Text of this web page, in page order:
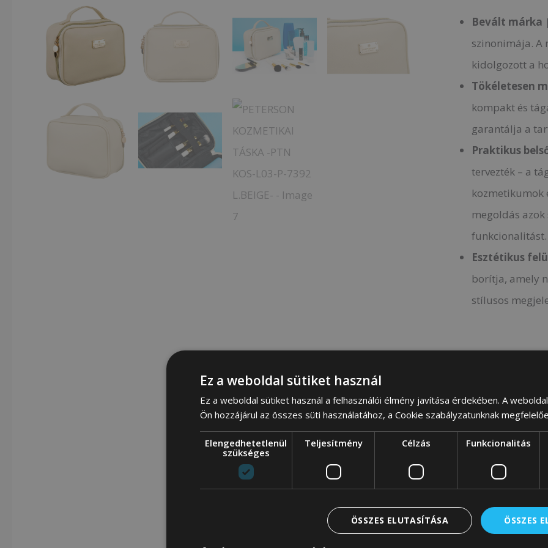
Bevált márka
szinonimája. A
kidolgozott a
Tökéletesen
kompakt és
garantálja a
Praktikus
tervezték – a
kozmetikumok
megoldás
funkcionalitást.
Esztétikus
borítja, amely
stílusos
Stílusos kozmetikai
mintával, sokszínű
árnyalatban,
csúszka és a kerek
kölcsönöznek a
Ez a weboldal sütiket használ
Ez a weboldal sütiket használ a felhasználói élmény javítása érdekében. A
Ön hozzájárul az összes süti használatához, a Cookie szabályzatunknak
Elengedhetetlenül
szükséges
Teljesítmény Célzás Funkcionalitás
ÖSSZES
ÖSSZES ELUTASÍTÁSA